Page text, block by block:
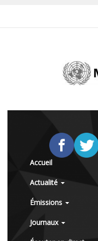
Accueil
Actualité
Émissions
Journaux